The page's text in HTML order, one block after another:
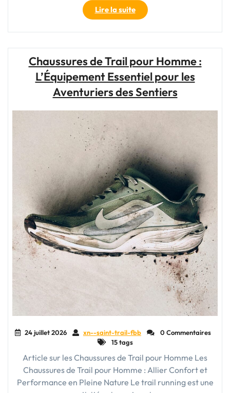
Lire la suite"Engagements
pour
un
:
Agir
Ensemble
pour
un
Solidaire"
Chaussures de Trail pour Homme :
L’Équipement Essentiel pour les
Aventuriers des Sentiers
24 juillet 2026 xn--saint-trail-fbb
0 Commentaires
15 tags
Article sur les Chaussures de Trail pour Homme Les
Chaussures de Trail pour Homme : Allier Confort et
Performance en Pleine Nature Le trail running est une